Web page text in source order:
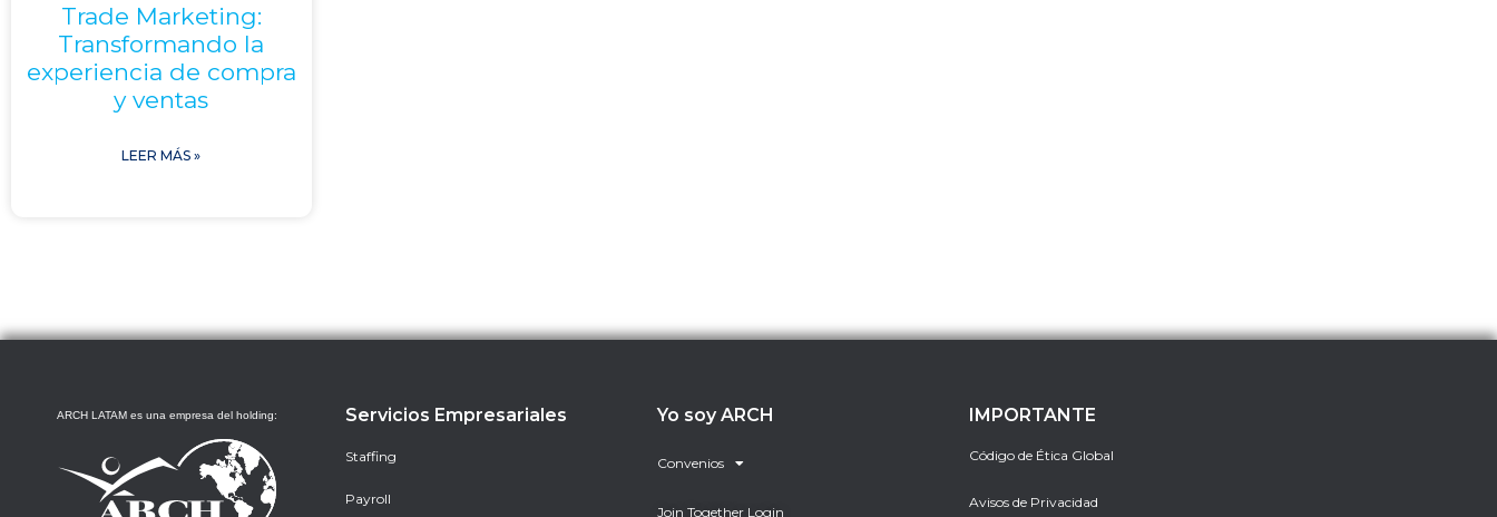
Trade Marketing:
Transformando la
experiencia de compra
y ventas
LEER MÁS »
ARCH LATAM es una empresa del holding: Servicios Empresariales
Staffing
Payroll
Yo soy ARCH
Convenios
Join Together Login
IMPORTANTE
Código de Ética Global
Avisos de Privacidad